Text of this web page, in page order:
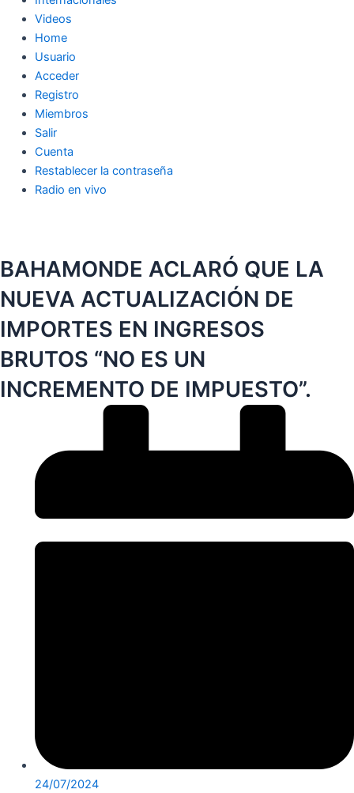
Videos
Home
Usuario
Acceder
Registro
Miembros
Salir
Cuenta
Restablecer la contraseña
Radio en vivo
BAHAMONDE ACLARÓ QUE LA
NUEVA ACTUALIZACIÓN DE
IMPORTES EN INGRESOS
BRUTOS “NO ES UN
INCREMENTO DE IMPUESTO”.
24/07/2024